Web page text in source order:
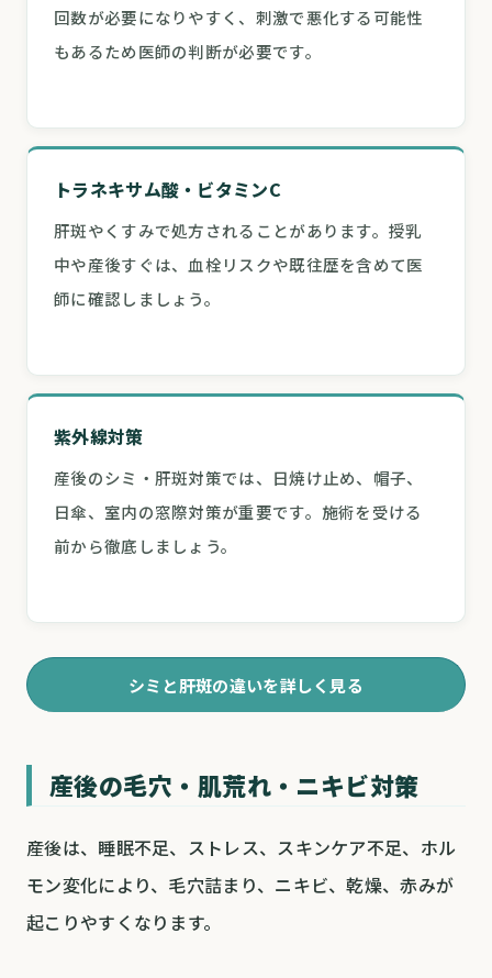
回数が必要になりやすく、刺激で悪化する可能性
もあるため医師の判断が必要です。
トラネキサム酸・ビタミンC
肝斑やくすみで処方されることがあります。授乳
中や産後すぐは、血栓リスクや既往歴を含めて医
師に確認しましょう。
紫外線対策
産後のシミ・肝斑対策では、日焼け止め、帽子、
日傘、室内の窓際対策が重要です。施術を受ける
前から徹底しましょう。
シミと肝斑の違いを詳しく見る
産後の毛穴・肌荒れ・ニキビ対策
産後は、睡眠不足、ストレス、スキンケア不足、ホル
モン変化により、毛穴詰まり、ニキビ、乾燥、赤みが
起こりやすくなります。